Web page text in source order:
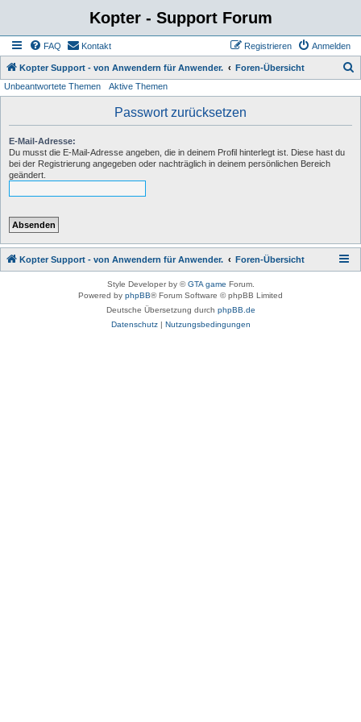
Kopter - Support Forum
FAQ Kontakt Anmelden
Registrieren
Kopter Support - von Anwendern für Anwender. Foren-Übersicht
Unbeantwortete Themen Aktive Themen
Passwort zurücksetzen
E-Mail-Adresse:
Du musst die E-Mail-Adresse angeben, die in deinem Profil hinterlegt ist. Diese hast du
bei der Registrierung angegeben oder nachträglich in deinem persönlichen Bereich
geändert.
Kopter Support - von Anwendern für Anwender. Foren-Übersicht
Style Developer by ©GTA game Forum.
Powered by phpBB® Forum Software © phpBB Limited
Deutsche Übersetzung durch phpBB.de
Datenschutz| Nutzungsbedingungen